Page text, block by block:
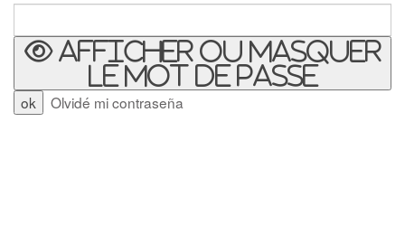
Afficher ou masquer
le mot de passe
Olvidé mi contraseña